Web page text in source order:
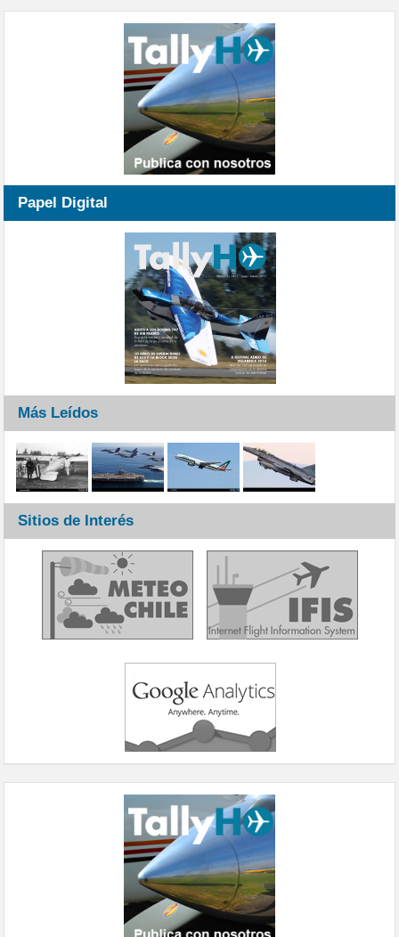
Papel Digital
Más Leídos
Sitios de Interés